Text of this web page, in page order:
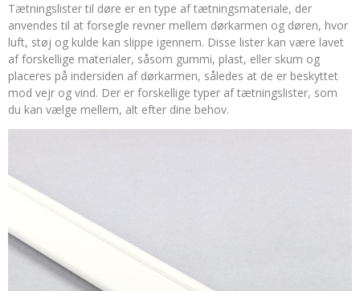
Tætningslister til døre er en type af tætningsmateriale, der
anvendes til at forsegle revner mellem dørkarmen og døren, hvor
luft, støj og kulde kan slippe igennem. Disse lister kan være lavet
af forskellige materialer, såsom gummi, plast, eller skum og
placeres på indersiden af dørkarmen, således at de er beskyttet
mod vejr og vind. Der er forskellige typer af tætningslister, som
du kan vælge mellem, alt efter dine behov.